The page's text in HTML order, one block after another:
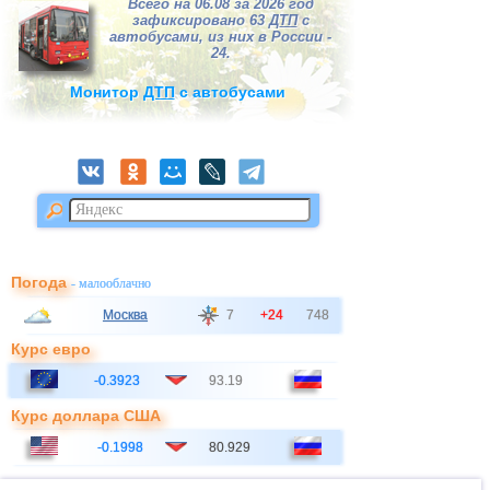
Всего на 06.08 за 2026 год
зафиксировано 63ДТПс
автобусами, из них в России -
24.
Монитор ДТПс автобусами
Погода- малооблачно
Москва 7 +24 748
Курс евро
-0.3923 93.19
Курс доллара США
-0.1998 80.929